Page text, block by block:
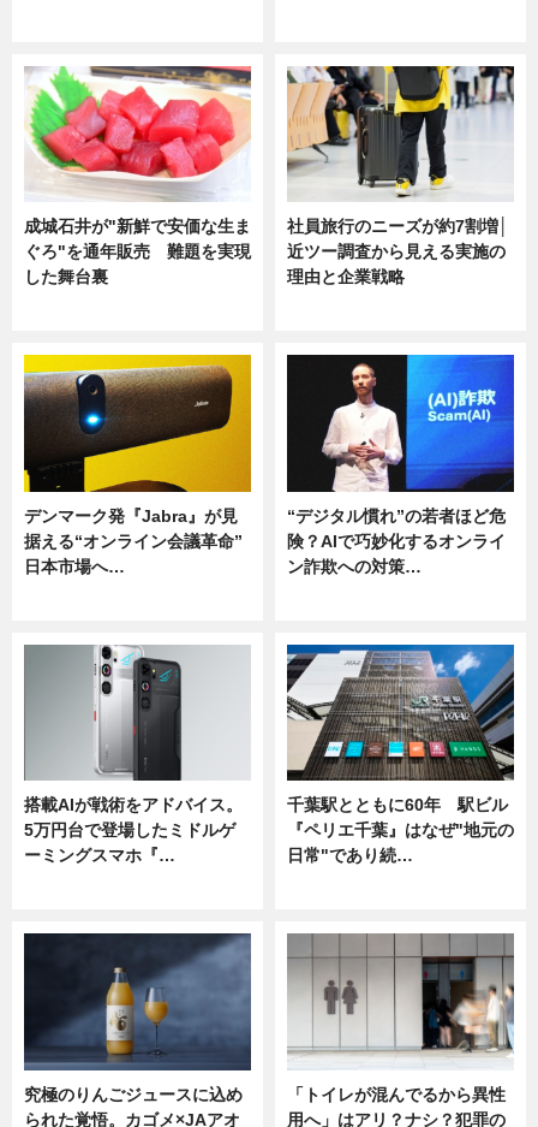
成城石井が"新鮮で安価な生ま
ぐろ"を通年販売 難題を実現
した舞台裏
社員旅行のニーズが約7割増│
近ツー調査から見える実施の
理由と企業戦略
デンマーク発『Jabra』が見
据える“オンライン会議革命”
日本市場へ…
“デジタル慣れ”の若者ほど危
険？AIで巧妙化するオンライ
ン詐欺への対策…
搭載AIが戦術をアドバイス。
5万円台で登場したミドルゲ
ーミングスマホ『…
千葉駅とともに60年 駅ビル
『ペリエ千葉』はなぜ"地元の
日常"であり続…
究極のりんごジュースに込め
られた覚悟。カゴメ×JAアオ
「トイレが混んでるから異性
用へ」はアリ？ナシ？犯罪の